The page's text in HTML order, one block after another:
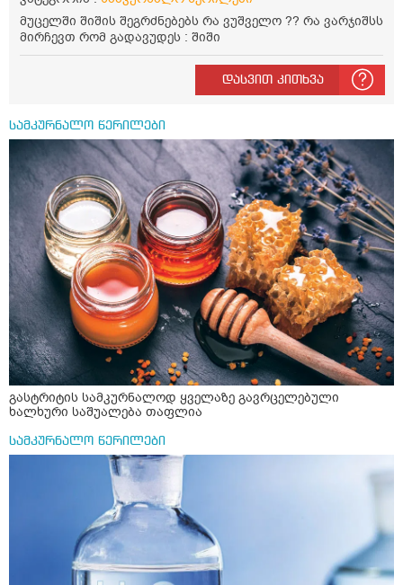
მუცელში შიშის შეგრძნებებს რა ვუშველო ?? რა ვარჯიშსს
მირჩევთ რომ გადავუდეს : შიში
დასვით კითხვა
სამკურნალო წერილები
გასტრიტის სამკურნალოდ ყველაზე გავრცელებული
ხალხური საშუალება თაფლია
სამკურნალო წერილები